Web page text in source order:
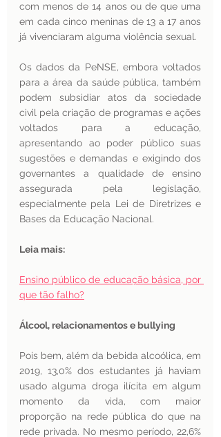
com menos de 14 anos ou de que uma
em cada cinco meninas de 13 a 17 anos
já vivenciaram alguma violência sexual.
Os dados da PeNSE, embora voltados
para a área da saúde pública, também
podem subsidiar atos da sociedade
civil pela criação de programas e ações
voltados para a educação,
apresentando ao poder público suas
sugestões e demandas e exigindo dos
governantes a qualidade de ensino
assegurada pela legislação,
especialmente pela Lei de Diretrizes e
Bases da Educação Nacional.
Leia mais:
Ensino público de educação básica, por
que tão falho?
Álcool, relacionamentos e bullying
Pois bem, além da bebida alcoólica, em
2019, 13,0% dos estudantes já haviam
usado alguma droga ilícita em algum
momento da vida, com maior
proporção na rede pública do que na
rede privada. No mesmo período, 22,6%